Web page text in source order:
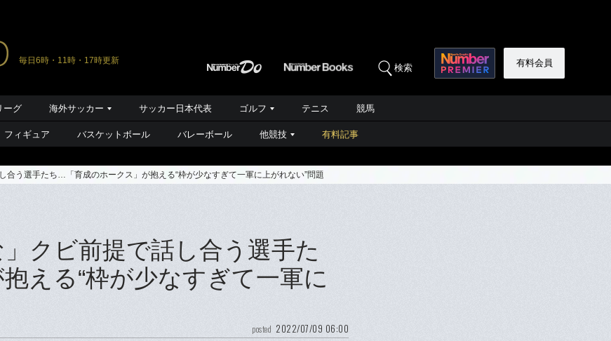
毎日6時・11時・17時更新
検索 有料会員
ーグ 海外サッカー サッカー日本代表 ゴルフ テニス 競馬
フィギュア バスケットボール バレーボール 他競技 有料記事
合う選手たち…「育成のホークス」が抱える“枠が少なすぎて一軍に上がれない”問題
クビ前提で話し合う選手た
える“枠が少なすぎて一軍に
posted 2022/07/09 06:00